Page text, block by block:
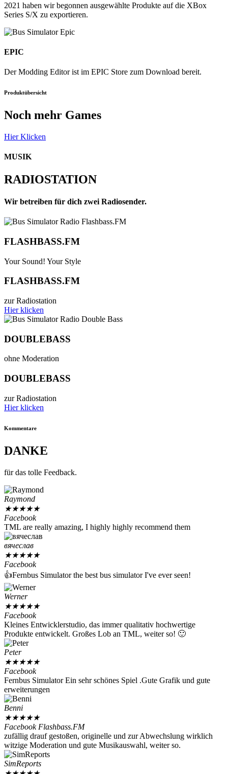
2021 haben wir begonnen ausgewählte Produkte auf die XBox
Series S/X zu exportieren.
EPIC
Der Modding Editor ist im EPIC Store zum Download bereit.
Produktübersicht
Noch mehr Games
Hier Klicken
MUSIK
RADIOSTATION
Wir betreiben für dich zwei Radiosender.
FLASHBASS.FM
Your Sound! Your Style
FLASHBASS.FM
zur Radiostation
Hier klicken
DOUBLEBASS
ohne Moderation
DOUBLEBASS
zur Radiostation
Hier klicken
Kommentare
DANKE
für das tolle Feedback.
Raymond
★★★★★
Facebook
TML are really amazing, I highly highly recommend them
вячеслав
★★★★★
Facebook
👍Fernbus Simulator the best bus simulator I've ever seen!
Werner
★★★★★
Facebook
Kleines Entwicklerstudio, das immer qualitativ hochwertige
Produkte entwickelt. Großes Lob an TML, weiter so! 🙂
Peter
★★★★★
Facebook
Fernbus Simulator Ein sehr schönes Spiel .Gute Grafik und gute
erweiterungen
Benni
★★★★★
Facebook Flashbass.FM
zufällig drauf gestoßen, originelle und zur Abwechslung wirklich
witzige Moderation und gute Musikauswahl, weiter so.
SimReports